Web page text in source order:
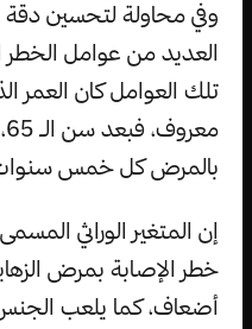
وفي محاولة لتحسين دقة
العديد من عوامل الخطر
تلك العوامل كان العمر
بالمرض كل خمس
خطر الإصابة بمرض
أضعاف، كما يلعب الجنس